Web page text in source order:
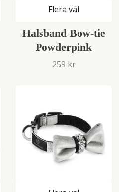
Flera val
Halsband Bow-tie
Powderpink
259 kr